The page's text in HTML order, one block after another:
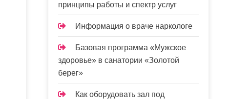
принципы работы и спектр услуг
Информация о враче наркологе
Базовая программа «Мужское
здоровье» в санатории «Золотой
берег»
Как оборудовать зал под